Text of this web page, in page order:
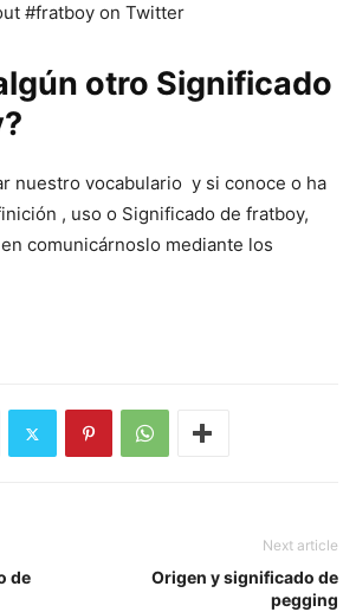
#fratboy on Twitter
otro Significado
nuestro vocabulario y si conoce o ha
, uso o Significado de fratboy,
comunicárnoslo mediante los
de
Next article
Origen y significado de
pegging